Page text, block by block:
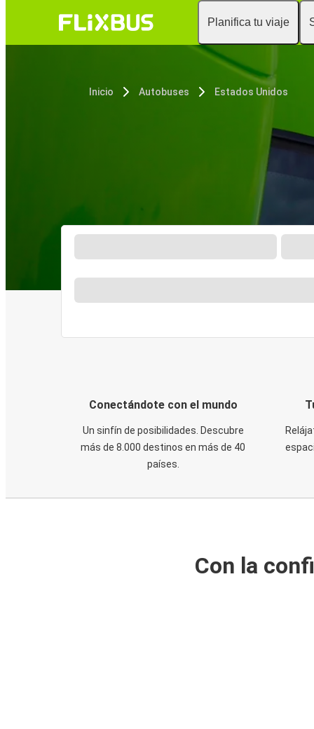
Planifica tu viaje
Inicio Autobuses Estados Unidos
Conectándote con el mundo
Un sinfín de posibilidades. Descubre
más de 8.000 destinos en más de 40
países.
Con la